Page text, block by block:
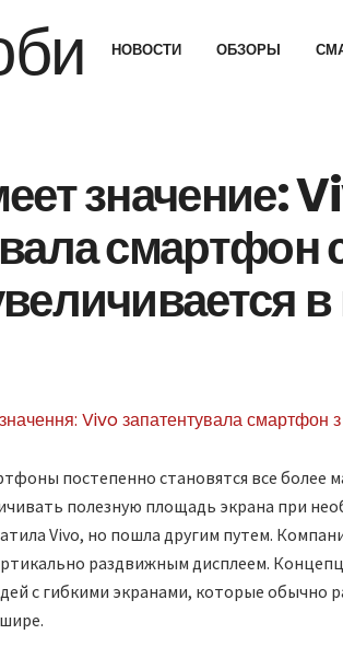
НОВОСТИ ОБЗОРЫ
значение:
смартфон
постепенно становятся все более
полезную площадь экрана при
Vivo, но пошла другим путем.
раздвижным дисплеем.
с гибкими экранами, которые обычно